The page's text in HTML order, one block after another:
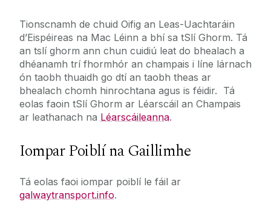
Tionscnamh de chuid Oifig an Leas-Uachtaráin
d’Eispéireas na Mac Léinn a bhí sa tSlí Ghorm. Tá
an tslí ghorm ann chun cuidiú leat do bhealach a
dhéanamh trí fhormhór an champais i líne lárnach
ón taobh thuaidh go dtí an taobh theas ar
bhealach chomh hinrochtana agus is féidir. Tá
eolas faoin tSlí Ghorm ar Léarscáil an Champais
ar leathanach na Léarscáileanna.
Iompar Poiblí na Gaillimhe
Tá eolas faoi iompar poiblí le fáil ar
galwaytransport.info.